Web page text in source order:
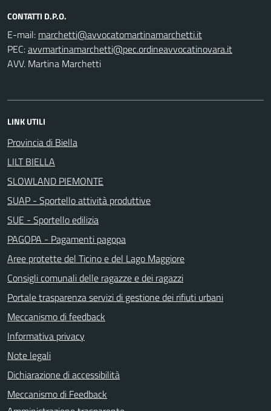
CONTATTI D.P.O.
E-mail:
PEC:
AVV. Martina Marchetti
LINK UTILI
Provincia di Biella
LILT BIELLA
SLOWLAND PIEMONTE
SUAP - Sportello attività produttive
SUE - Sportello edilizia
PAGOPA - Pagamenti pagopa
Aree protette del Ticino e del Lago Maggiore
Consigli comunali delle ragazze e dei ragazzi
Portale trasparenza servizi di gestione dei rifiuti urbani
Meccanismo di feedback
Informativa privacy
Note legali
Dichiarazione di accessibilità
Meccanismo di Feedback